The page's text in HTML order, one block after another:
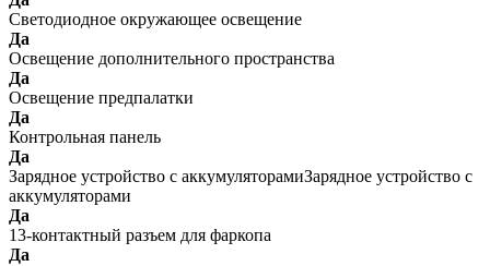
Светодиодное окружающее освещение
Да
Освещение дополнительного пространства
Да
Освещение предпалатки
Да
Контрольная панель
Да
Зарядное устройство с аккумуляторамиЗарядное устройство с
аккумуляторами
Да
13-контактный разъем для фаркопа
Да